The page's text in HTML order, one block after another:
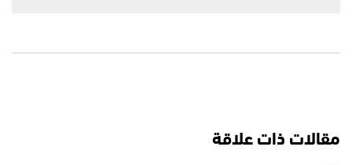
مقالات ذات علاقة